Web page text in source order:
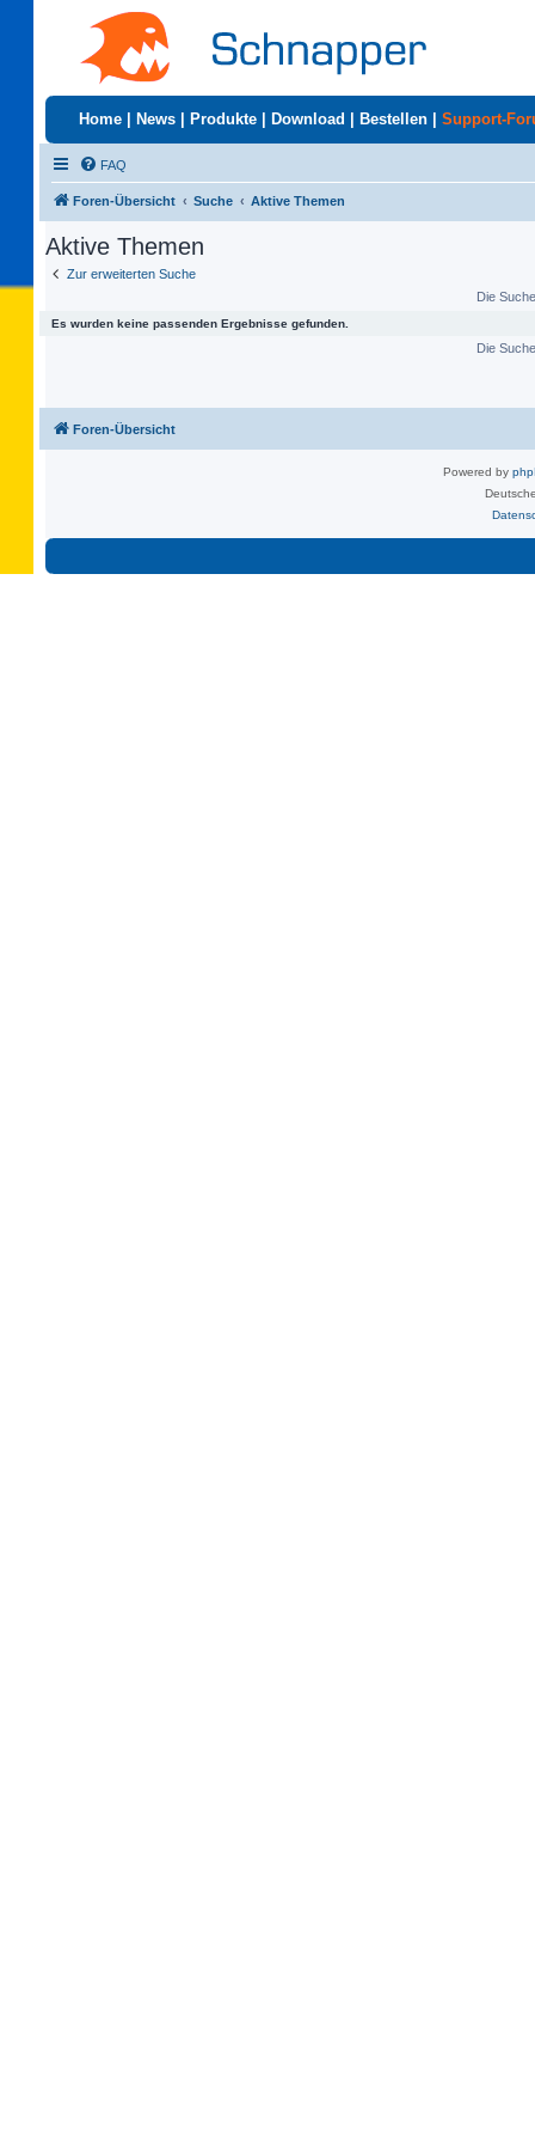
Home News Produkte Download Bestellen Support-
FAQ
Foren-Übersicht Suche Aktive Themen
Aktive Themen
Zur erweiterten Suche
Die
Es wurden keine passenden Ergebnisse gefunden.
Die
Foren-Übersicht
Powered by